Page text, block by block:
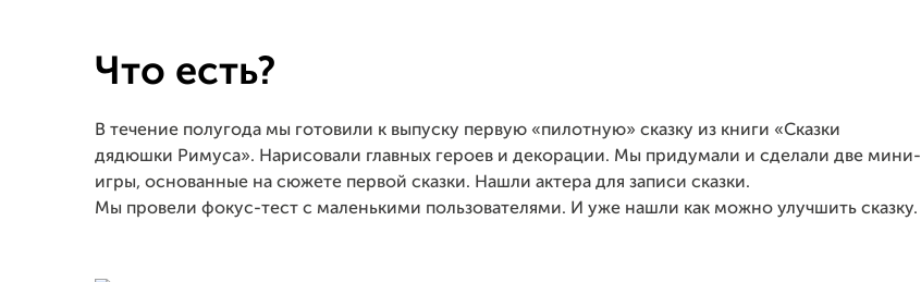
Что есть?
В течение полугода мы готовили к выпуску первую «пилотную» сказку из книги «Сказки
дядюшки Римуса». Нарисовали главных героев и декорации. Мы придумали и сделали две мини-
игры, основанные на сюжете первой сказки. Нашли актера для записи сказки.
Мы провели фокус-тест с маленькими пользователями. И уже нашли как можно улучшить сказку.